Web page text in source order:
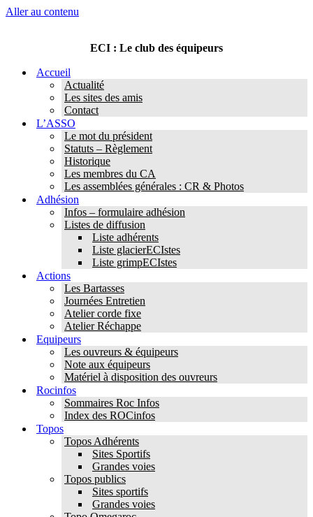
Aller au contenu
ECI : Le club des équipeurs
Accueil
Actualité
Les sites des amis
Contact
L’ASSO
Le mot du président
Statuts – Règlement
Historique
Les membres du CA
Les assemblées générales : CR & Photos
Adhésion
Infos – formulaire adhésion
Listes de diffusion
Liste adhérents
Liste glacierECIstes
Liste grimpECIstes
Actions
Les Bartasses
Journées Entretien
Atelier corde fixe
Atelier Réchappe
Equipeurs
Les ouvreurs & équipeurs
Note aux équipeurs
Matériel à disposition des ouvreurs
Rocinfos
Sommaires Roc Infos
Index des ROCinfos
Topos
Topos Adhérents
Sites Sportifs
Grandes voies
Topos publics
Sites sportifs
Grandes voies